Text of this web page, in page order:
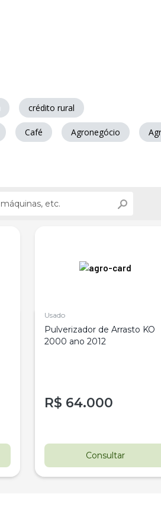
crédito rural
Café Agronegócio
Usado
Pulverizador de Arrasto KO
2000 ano 2012
R$ 64.000
Consultar